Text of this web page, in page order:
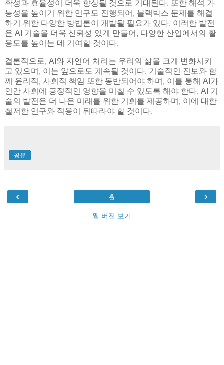
확성과 효율성이 더욱 향상될 것으로 기대된다. 또한 해석 가
능성을 높이기 위한 연구도 진행되어, 블랙박스 문제를 해결
하기 위한 다양한 방법론이 개발될 필요가 있다. 이러한 발전
은 AI 기술을 더욱 신뢰성 있게 만들어, 다양한 산업에서의 활
용도를 높이는 데 기여할 것이다.
결론적으로, AI와 자연어 처리는 우리의 삶을 크게 변화시키
고 있으며, 이는 앞으로도 계속될 것이다. 기술적인 진보와 함
께 윤리적, 사회적 책임 또한 동반되어야 하며, 이를 통해 AI가
인간 사회에 긍정적인 영향을 미칠 수 있도록 해야 한다. AI 기
술의 발전은 더 나은 미래를 위한 기회를 제공하며, 이에 대한
철저한 연구와 적용이 뒤따라야 할 것이다.
공유
‹ ›
홈
웹 버전 보기